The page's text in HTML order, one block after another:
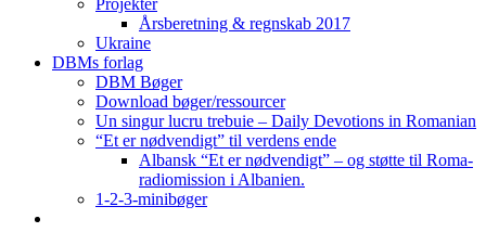
Projekter
Årsberetning & regnskab 2017
Ukraine
DBMs forlag
DBM Bøger
Download bøger/ressourcer
Un singur lucru trebuie – Daily Devotions in Romanian
“Et er nødvendigt” til verdens ende
Albansk “Et er nødvendigt” – og støtte til Roma-
radiomission i Albanien.
1-2-3-minibøger